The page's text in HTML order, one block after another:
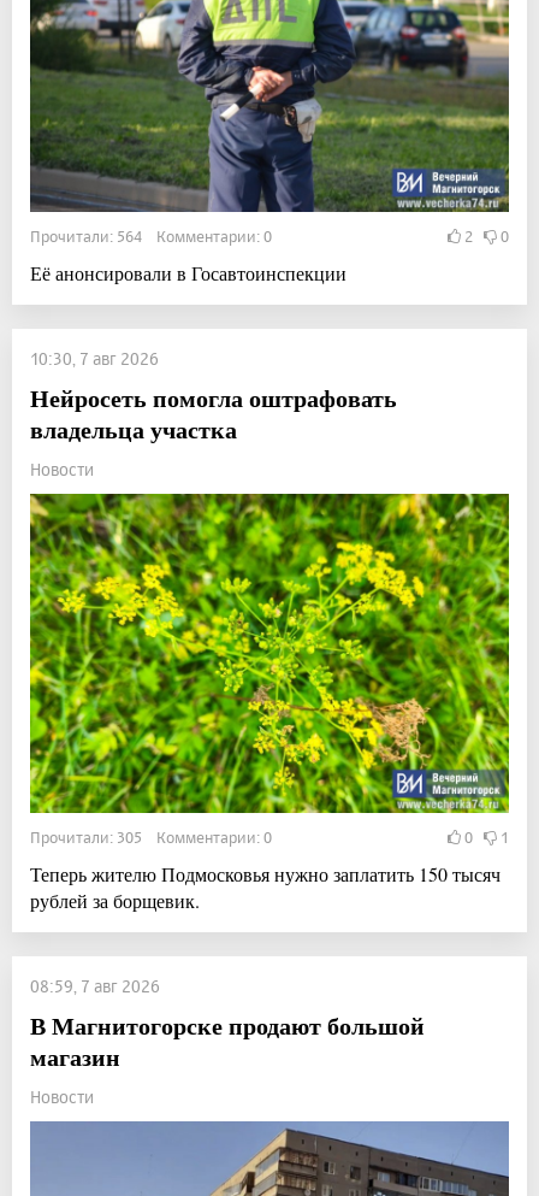
Прочитали: 564 Комментарии: 0 2 0
Её анонсировали в Госавтоинспекции
10:30, 7 авг 2026
Нейросеть помогла оштрафовать
владельца участка
Новости
Прочитали: 305 Комментарии: 0 0 1
Теперь жителю Подмосковья нужно заплатить 150 тысяч
рублей за борщевик.
08:59, 7 авг 2026
В Магнитогорске продают большой
магазин
Новости